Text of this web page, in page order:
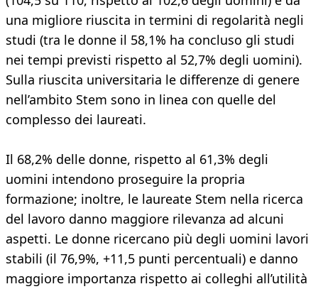
una migliore riuscita in termini di regolarità negli
studi (tra le donne il 58,1% ha concluso gli studi
nei tempi previsti rispetto al 52,7% degli uomini).
Sulla riuscita universitaria le differenze di genere
nell’ambito Stem sono in linea con quelle del
complesso dei laureati.
Il 68,2% delle donne, rispetto al 61,3% degli
uomini intendono proseguire la propria
formazione; inoltre, le laureate Stem nella ricerca
del lavoro danno maggiore rilevanza ad alcuni
aspetti. Le donne ricercano più degli uomini lavori
stabili (il 76,9%, +11,5 punti percentuali) e danno
maggiore importanza rispetto ai colleghi all’utilità